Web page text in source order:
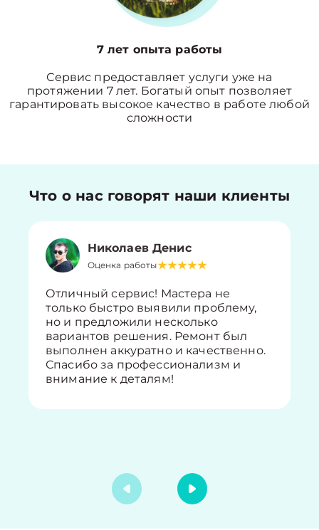
7 лет опыта работы
Сервис предоставляет услуги уже на
протяжении 7 лет. Богатый опыт позволяет
гарантировать высокое качество в работе любой
сложности
Что о нас говорят наши клиенты
Николаев Денис
Оценка работы
Отличный сервис! Мастера не
только быстро выявили проблему,
но и предложили несколько
вариантов решения. Ремонт был
выполнен аккуратно и качественно.
Спасибо за профессионализм и
внимание к деталям!